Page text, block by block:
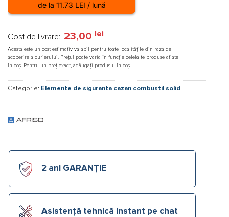
de la 11.73 LEI / lună
Cost de livrare: 23,00 lei
Acesta este un cost estimativ valabil pentru toate localitățile din raza de
acoperire a curierului. Prețul poate varia în funcție celelalte produse aflate
în coș. Pentru un preț exact, adăugați produsul în coș.
Categorie: Elemente de siguranta cazan combustil solid
2 ani GARANȚIE
Asistență tehnică instant pe chat